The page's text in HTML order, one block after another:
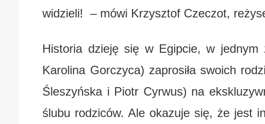
widzieli! – mówi Krzysztof Czeczot,
Historia dzieję się w Egipcie, w
Karolina Gorczyca) zaprosiła swoich
Śleszyńska i Piotr Cyrwus) na
ślubu rodziców. Ale okazuje się, że jest